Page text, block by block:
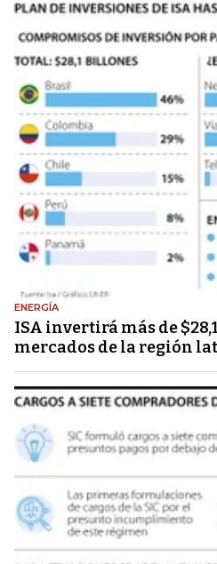
ENERGÍA
ISA invertirá más de
mercados de la región